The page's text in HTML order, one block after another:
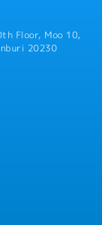
Floor, Moo 10,
20230